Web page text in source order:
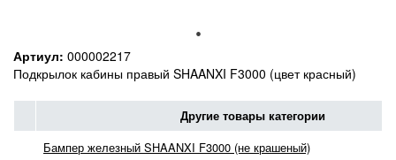
Артиул: 000002217
Подкрылок кабины правый SHAANXI F3000 (цвет красный)
Другие товары категории
Бампер железный SHAANXI F3000 (не крашеный)